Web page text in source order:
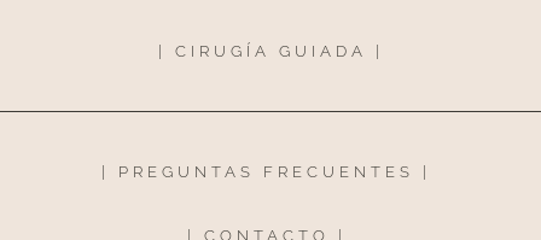
| CIRUGÍA GUIADA |
| PREGUNTAS FRECUENTES |
CONTACTO